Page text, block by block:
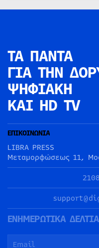
ΤΑ ΠΑΝΤΑ
ΓΙΑ ΤΗΝ
ΨΗΦΙΑΚΗ
ΚΑΙ HD TV
ΕΠΙΚΟΙΝΩΝΙΑ
LIBRA PRESS
Μεταμορφώσεως 11,
ΕΝΗΜΕΡΩΤΙΚΑ ΔΕΛΤΙΑ